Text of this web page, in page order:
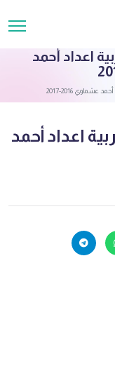
اعداد أحمد
2016-2017
اعداد أحمد